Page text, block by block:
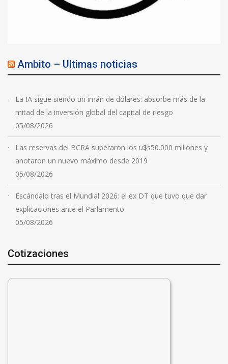
Ambito – Ultimas noticias
La IA sigue siendo un imán de dólares: absorbe más de la
mitad de la inversión global del capital de riesgo
05/08/2026
Las reservas del BCRA superaron los u$s50.000 millones y
anotaron un nuevo máximo desde 2019
05/08/2026
Escándalo tras el Mundial 2026: el ex DT que tuvo que dar
explicaciones ante el Parlamento
05/08/2026
Cotizaciones